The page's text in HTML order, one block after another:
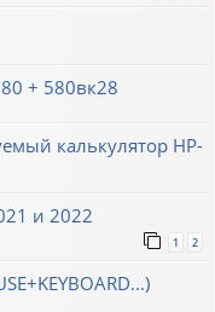
+ 580вк28
калькулятор HP-
и 2022
1 2